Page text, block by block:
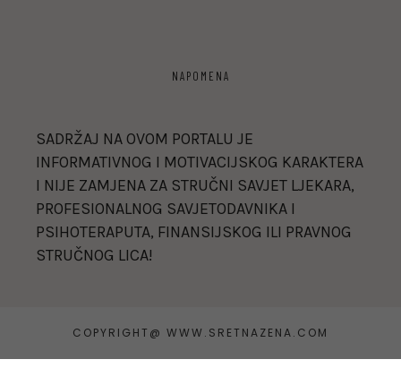
NAPOMENA
SADRŽAJ NA OVOM PORTALU JE
INFORMATIVNOG I MOTIVACIJSKOG KARAKTERA
I NIJE ZAMJENA ZA STRUČNI SAVJET LJEKARA,
PROFESIONALNOG SAVJETODAVNIKA I
PSIHOTERAPUTA, FINANSIJSKOG ILI PRAVNOG
STRUČNOG LICA!
COPYRIGHT@ WWW.SRETNAZENA.COM